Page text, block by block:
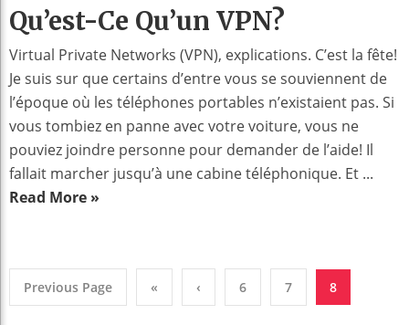
Qu’est-Ce Qu’un VPN?
Virtual Private Networks (VPN), explications. C’est la fête!
Je suis sur que certains d’entre vous se souviennent de
l’époque où les téléphones portables n’existaient pas. Si
vous tombiez en panne avec votre voiture, vous ne
pouviez joindre personne pour demander de l’aide! Il
fallait marcher jusqu’à une cabine téléphonique. Et ...
Read More »
Previous Page « ‹ 6 7 8